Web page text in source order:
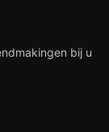
bij u